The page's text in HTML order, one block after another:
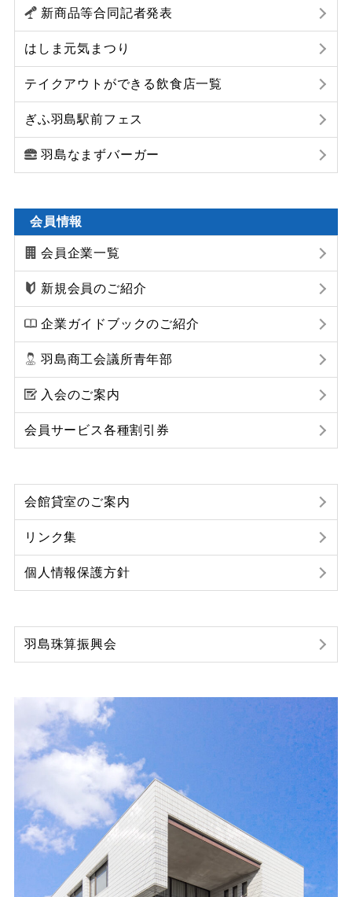
新商品等合同記者発表
はしま元気まつり
テイクアウトができる飲食店一覧
ぎふ羽島駅前フェス
羽島なまずバーガー
会員情報
会員企業一覧
新規会員のご紹介
企業ガイドブックのご紹介
羽島商工会議所青年部
入会のご案内
会員サービス各種割引券
会館貸室のご案内
リンク集
個人情報保護方針
羽島珠算振興会